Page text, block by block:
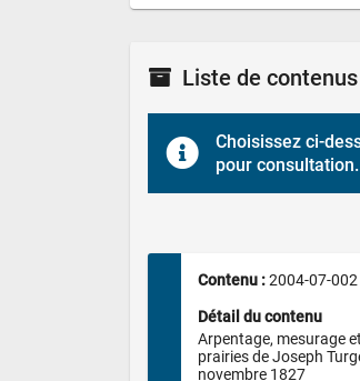
Liste de contenus
Choisissez ci-
pour consultation.
Contenu : 2004-07-002
Détail du contenu
Arpentage, mesurage
prairies de Joseph
novembre 1827